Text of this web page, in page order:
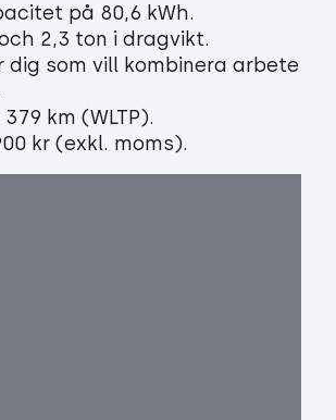
på 80,6 kWh.
2,3 ton i dragvikt.
dig som vill kombinera arbete
379 km (WLTP).
kr (exkl. moms).